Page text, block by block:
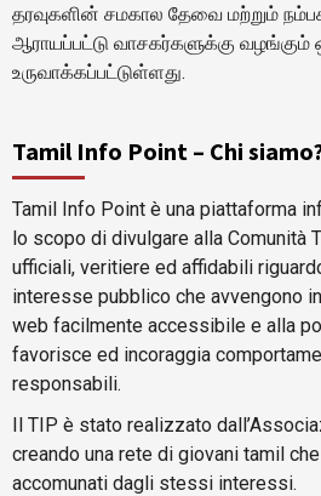
தரவுகளின் சமகால தேவை மற்றும்
ஆராயப்பட்டு வாசகர்களுக்கு வழங்கும்
உருவாக்கப்பட்டுள்ளது.
Tamil Info Point – Chi
Tamil Info Point è una piattaforma
lo scopo di divulgare alla Comunità
ufficiali, veritiere ed affidabili
interesse pubblico che avvengono
web facilmente accessibile e alla
favorisce ed incoraggia
responsabili.
Il TIP è stato realizzato
creando una rete di giovani tamil
accomunati dagli stessi interessi.